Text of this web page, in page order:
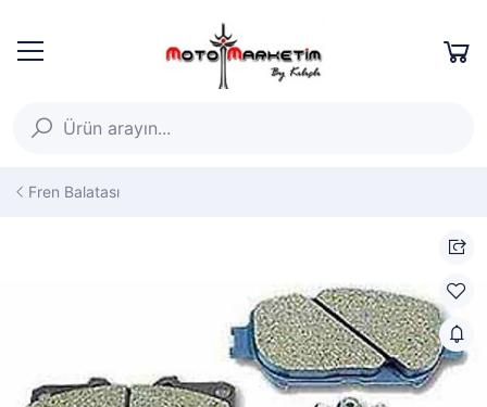
Fren Balatası